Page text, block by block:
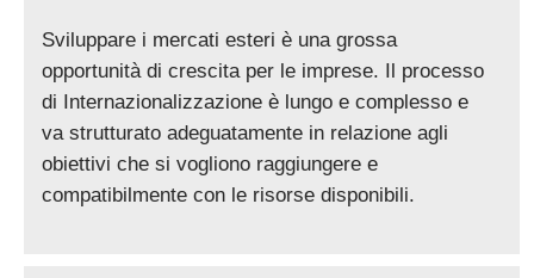
Sviluppare i mercati esteri è una grossa
opportunità di crescita per le imprese. Il processo
di Internazionalizzazione è lungo e complesso e
va strutturato adeguatamente in relazione agli
obiettivi che si vogliono raggiungere e
compatibilmente con le risorse disponibili.